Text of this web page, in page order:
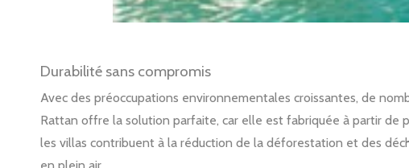
Durabilité sans compromis
Avec des préoccupations environnementales croissantes, de
Rattan offre la solution parfaite, car elle est fabriquée à partir de
les villas contribuent à la réduction de la déforestation et des